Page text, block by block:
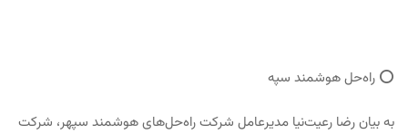
⭕️ راه‌حل هوشمند سپه
به بیان رضا رعیت‌نیا مدیرعامل شرکت راه‌حل‌های هوشمند سپهر، شرکت